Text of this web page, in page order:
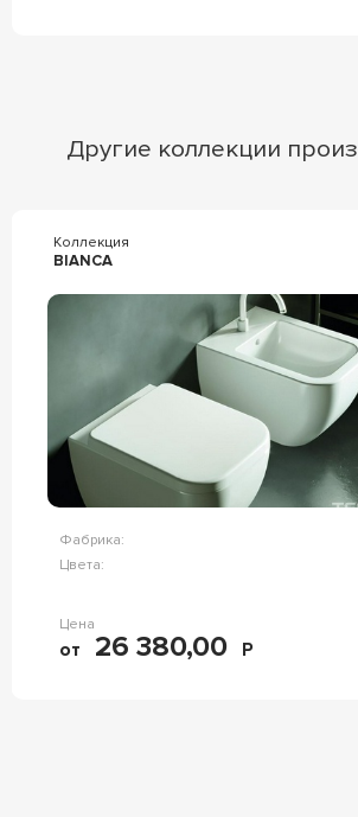
Другие коллекции
Коллекция
BIANCA
Фабрика:
Цвета:
Цена
от 26 380,00 Р